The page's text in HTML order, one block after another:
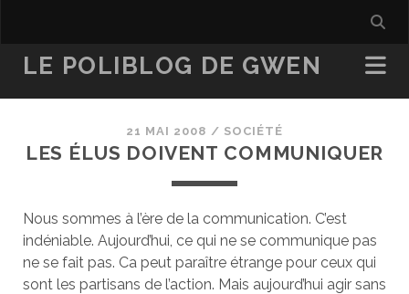
LE POLIBLOG DE GWEN
21 MAI 2008 / SOCIÉTÉ
LES ÉLUS DOIVENT COMMUNIQUER
Nous sommes à l’ère de la communication. C’est
indéniable. Aujourd’hui, ce qui ne se communique pas
ne se fait pas. Ca peut paraître étrange pour ceux qui
sont les partisans de l’action. Mais aujourd’hui agir sans